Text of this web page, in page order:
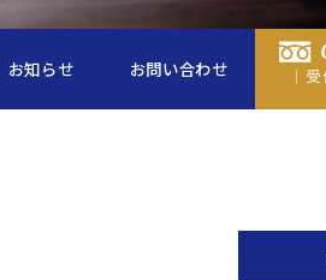
お知らせ お問い合わせ